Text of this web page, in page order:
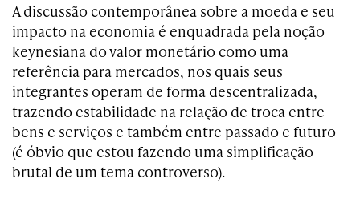
A discussão contemporânea sobre a moeda e seu
impacto na economia é enquadrada pela noção
keynesiana do valor monetário como uma
referência para mercados, nos quais seus
integrantes operam de forma descentralizada,
trazendo estabilidade na relação de troca entre
bens e serviços e também entre passado e futuro
(é óbvio que estou fazendo uma simplificação
brutal de um tema controverso).